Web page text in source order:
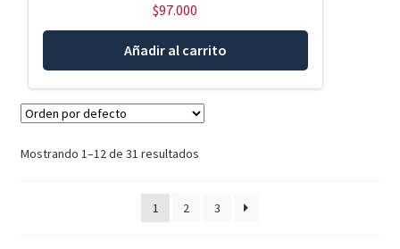
$97.000
Añadir al carrito
Mostrando 1–12 de 31 resultados
1 2 3